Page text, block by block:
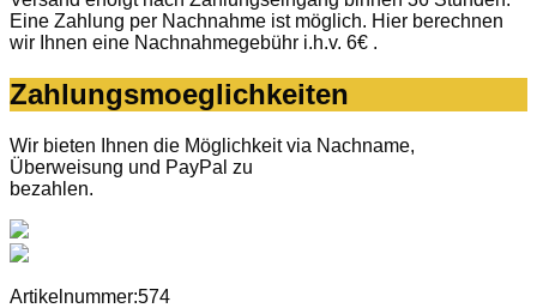
Eine Zahlung per Nachnahme ist möglich. Hier berechnen
wir Ihnen eine Nachnahmegebühr i.h.v. 6€ .
Zahlungsmoeglichkeiten
Wir bieten Ihnen die Möglichkeit via Nachname,
Überweisung und PayPal zu
bezahlen.
Artikelnummer:574